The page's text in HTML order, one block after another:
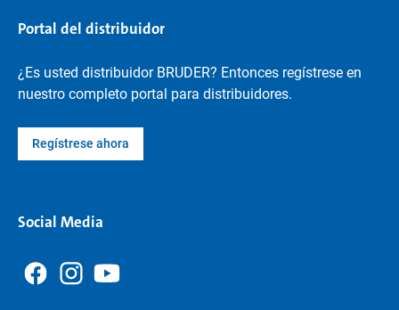
Portal del distribuidor
¿Es usted distribuidor BRUDER? Entonces regístrese en
nuestro completo portal para distribuidores.
Regístrese ahora
Social Media